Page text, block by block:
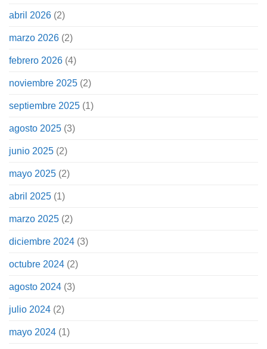
abril 2026 (2)
marzo 2026 (2)
febrero 2026 (4)
noviembre 2025 (2)
septiembre 2025 (1)
agosto 2025 (3)
junio 2025 (2)
mayo 2025 (2)
abril 2025 (1)
marzo 2025 (2)
diciembre 2024 (3)
octubre 2024 (2)
agosto 2024 (3)
julio 2024 (2)
mayo 2024 (1)